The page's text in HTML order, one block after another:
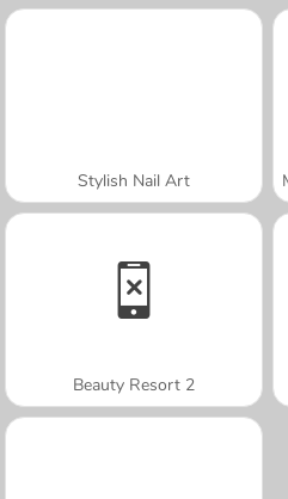
Stylish Nail Art
Beauty Resort 2